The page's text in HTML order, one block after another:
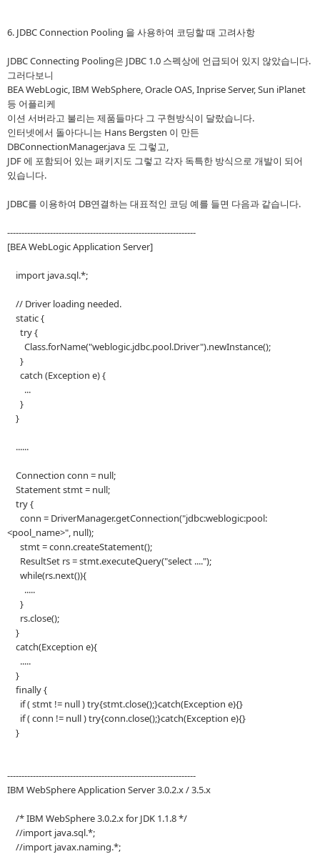
6. JDBC Connection Pooling 을 사용하여 코딩할 때 고려사항
JDBC Connecting Pooling은 JDBC 1.0 스펙상에 언급되어 있지 않았습니다.
그러다보니
BEA WebLogic, IBM WebSphere, Oracle OAS, Inprise Server, Sun iPlanet
등 어플리케
이션 서버라고 불리는 제품들마다 그 구현방식이 달랐습니다.
인터넷에서 돌아다니는 Hans Bergsten 이 만든
DBConnectionManager.java 도 그렇고,
JDF 에 포함되어 있는 패키지도 그렇고 각자 독특한 방식으로 개발이 되어
있습니다.
JDBC를 이용하여 DB연결하는 대표적인 코딩 예를 들면 다음과 같습니다.
------------------------------------------------------------------
[BEA WebLogic Application Server]
import java.sql.*;
// Driver loading needed.
static {
try {
Class.forName("weblogic.jdbc.pool.Driver").newInstance();
}
catch (Exception e) {
...
}
}
......
Connection conn = null;
Statement stmt = null;
try {
conn = DriverManager.getConnection("jdbc:weblogic:pool:
<pool_name>", null);
stmt = conn.createStatement();
ResultSet rs = stmt.executeQuery("select ....");
while(rs.next()){
.....
}
rs.close();
}
catch(Exception e){
.....
}
finally {
if ( stmt != null ) try{stmt.close();}catch(Exception e){}
if ( conn != null ) try{conn.close();}catch(Exception e){}
}
------------------------------------------------------------------
IBM WebSphere Application Server 3.0.2.x / 3.5.x
/* IBM WebSphere 3.0.2.x for JDK 1.1.8 */
//import java.sql.*;
//import javax.naming.*;